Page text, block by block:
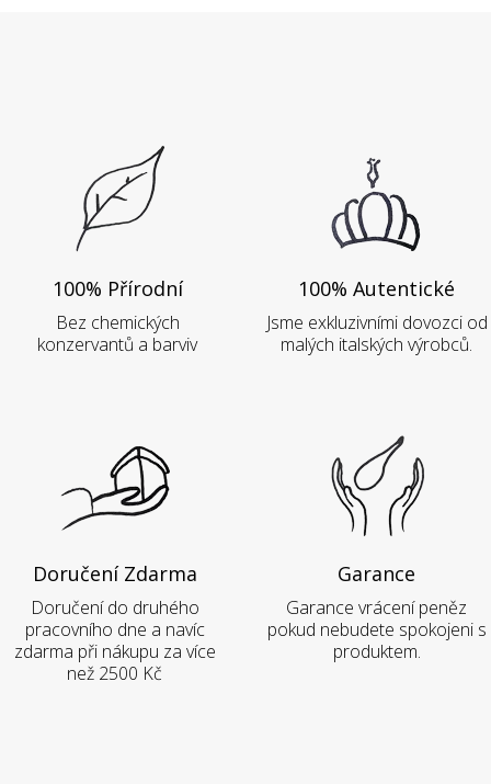
100% Přírodní
Bez chemických
konzervantů a barviv
100% Autentické
Jsme exkluzivními dovozci od
malých italských výrobců.
Doručení Zdarma
Doručení do druhého
pracovního dne a navíc
zdarma při nákupu za více
než 2500 Kč
Garance
Garance vrácení peněz
pokud nebudete spokojeni s
produktem.